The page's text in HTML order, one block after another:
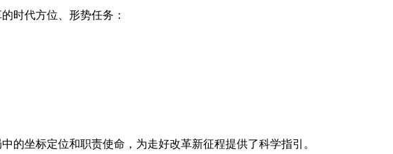
时代方位、形势任务：
的坐标定位和职责使命，为走好改革新征程提供了科学指引。